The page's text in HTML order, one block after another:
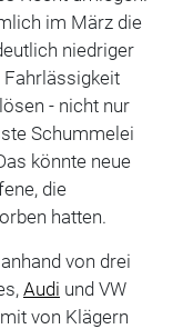
im März die
niedriger
Fahrlässigkeit
- nicht nur
Schummelei
könnte neue
die
hatten.
von drei
Audi und VW
von Klägern